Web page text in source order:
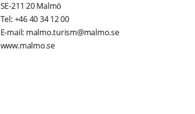
SE-211 20 Malmö
Tel: +46 40 34 12 00
E-mail: malmo.turism@malmo.se
www.malmo.se